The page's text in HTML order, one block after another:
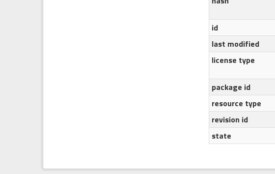
id
last modified
license type
package id
resource type
revision id
state